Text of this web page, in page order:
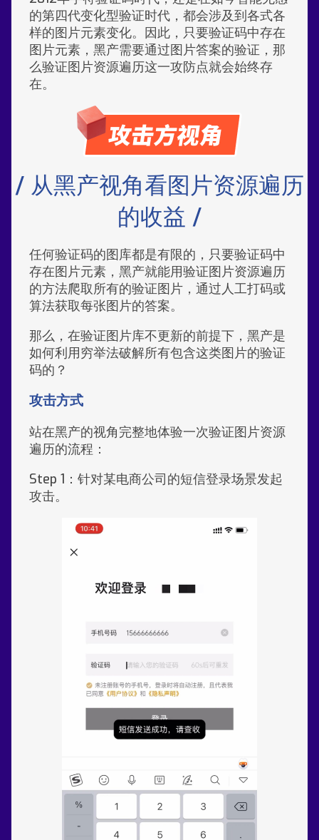
的第四代变化型验证时代，都会涉及到各式各
样的图片元素变化。因此，只要验证码中存在
图片元素，黑产需要通过图片答案的验证，那
么验证图片资源遍历这一攻防点就会始终存
在。
/ 从黑产视角看图片资源遍历
的收益 /
任何验证码的图库都是有限的，只要验证码中
存在图片元素，黑产就能用验证图片资源遍历
的方法爬取所有的验证图片，通过人工打码或
算法获取每张图片的答案。
那么，在验证图片库不更新的前提下，黑产是
如何利用穷举法破解所有包含这类图片的验证
码的？
攻击方式
站在黑产的视角完整地体验一次验证图片资源
遍历的流程：
Step 1：针对某电商公司的短信登录场景发起
攻击。